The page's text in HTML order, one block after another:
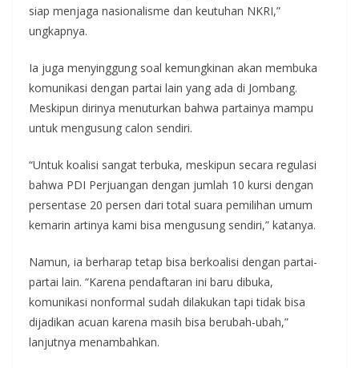
siap menjaga nasionalisme dan keutuhan NKRI,”
ungkapnya.
Ia juga menyinggung soal kemungkinan akan membuka
komunikasi dengan partai lain yang ada di Jombang.
Meskipun dirinya menuturkan bahwa partainya mampu
untuk mengusung calon sendiri.
“Untuk koalisi sangat terbuka, meskipun secara regulasi
bahwa PDI Perjuangan dengan jumlah 10 kursi dengan
persentase 20 persen dari total suara pemilihan umum
kemarin artinya kami bisa mengusung sendiri,” katanya.
Namun, ia berharap tetap bisa berkoalisi dengan partai-
partai lain. “Karena pendaftaran ini baru dibuka,
komunikasi nonformal sudah dilakukan tapi tidak bisa
dijadikan acuan karena masih bisa berubah-ubah,”
lanjutnya menambahkan.